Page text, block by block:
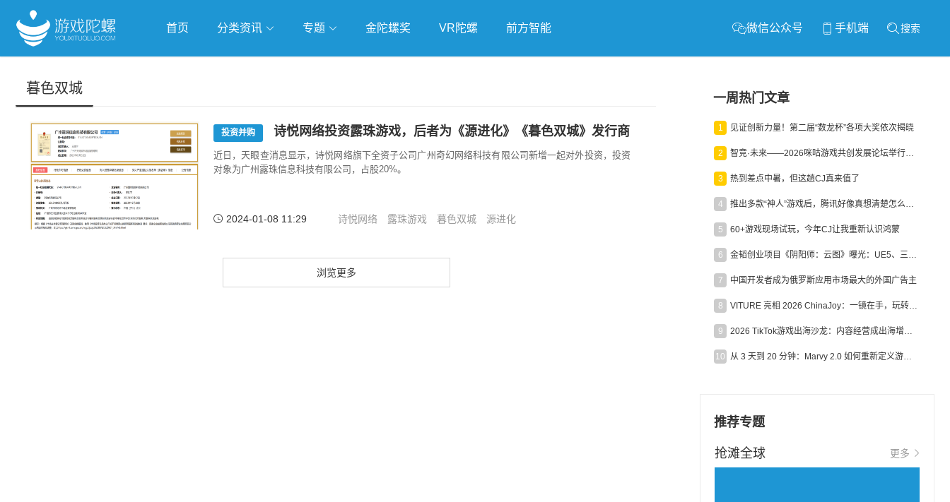
首页 分类资讯 专题 金陀螺奖 VR陀螺 前方智能 微信公众号 手机端 搜索
暮色双城
投资并购 诗悦网络投资露珠游戏，后者为《源进化》《暮色双城》发行商
近日，天眼查消息显示，诗悦网络旗下全资子公司广州奇幻网络科技有限公司新增一起对外投资，投资
对象为广州露珠信息科技有限公司，占股20%。
2024-01-08 11:29 诗悦网络 露珠游戏 暮色双城 源进化
浏览更多
一周热门文章
1 见证创新力量！第二届“数龙杯”各项大奖依次揭晓
2 智竞·未来——2026咪咕游戏共创发展论坛举行：聚力精品内容、AI创作与电竞生态，共建高品质益智健康游戏社区
3 热到差点中暑，但这趟CJ真来值了
4 推出多款“神人”游戏后，腾讯好像真想清楚怎么做二次元了
5 60+游戏现场试玩，今年CJ让我重新认识鸿蒙
6 金韬创业项目《阴阳师：云图》曝光：UE5、三端互通、ARPG
7 中国开发者成为俄罗斯应用市场最大的外国广告主
8 VITURE 亮相 2026 ChinaJoy：一镜在手，玩转全场！
9 2026 TikTok游戏出海沙龙：内容经营成出海增长新引擎
10 从 3 天到 20 分钟：Marvy 2.0 如何重新定义游戏出海营销效率？
推荐专题
抢滩全球 更多